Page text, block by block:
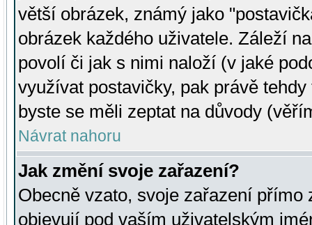
větší obrázek, známý jako
obrázek každého uživatele. Záleží
povolí či jak s nimi naloží (v jaké
využívat postavičky, pak právě
byste se měli zeptat na důvody
Návrat nahoru
Jak změní svoje zařazení?
Obecně vzato, svoje zařazení přímo
objevují pod vaším uživatelským